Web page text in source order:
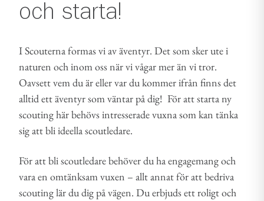
och starta!
I Scouterna formas vi av äventyr. Det som sker ute i
naturen och inom oss när vi vågar mer än vi tror.
Oavsett vem du är eller var du kommer ifrån finns det
alltid ett äventyr som väntar på dig! För att starta ny
scouting här behövs intresserade vuxna som kan tänka
sig att bli ideella scoutledare.
För att bli scoutledare behöver du ha engagemang och
vara en omtänksam vuxen – allt annat för att bedriva
scouting lär du dig på vägen. Du erbjuds ett roligt och